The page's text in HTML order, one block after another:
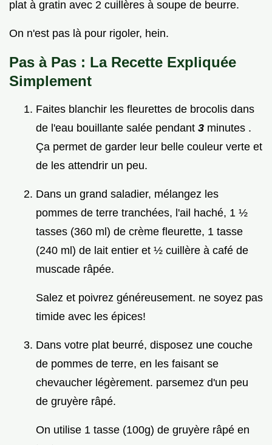
plat à gratin avec 2 cuillères à soupe de beurre.
On n'est pas là pour rigoler, hein.
Pas à Pas : La Recette Expliquée
Simplement
Faites blanchir les fleurettes de brocolis dans
de l'eau bouillante salée pendant 3 minutes .
Ça permet de garder leur belle couleur verte et
de les attendrir un peu.
Dans un grand saladier, mélangez les
pommes de terre tranchées, l'ail haché, 1 ½
tasses (360 ml) de crème fleurette, 1 tasse
(240 ml) de lait entier et ½ cuillère à café de
muscade râpée.
Salez et poivrez généreusement. ne soyez pas
timide avec les épices!
Dans votre plat beurré, disposez une couche
de pommes de terre, en les faisant se
chevaucher légèrement. parsemez d'un peu
de gruyère râpé.
On utilise 1 tasse (100g) de gruyère râpé en